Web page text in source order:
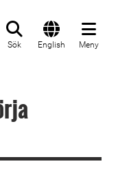
Sök English Meny